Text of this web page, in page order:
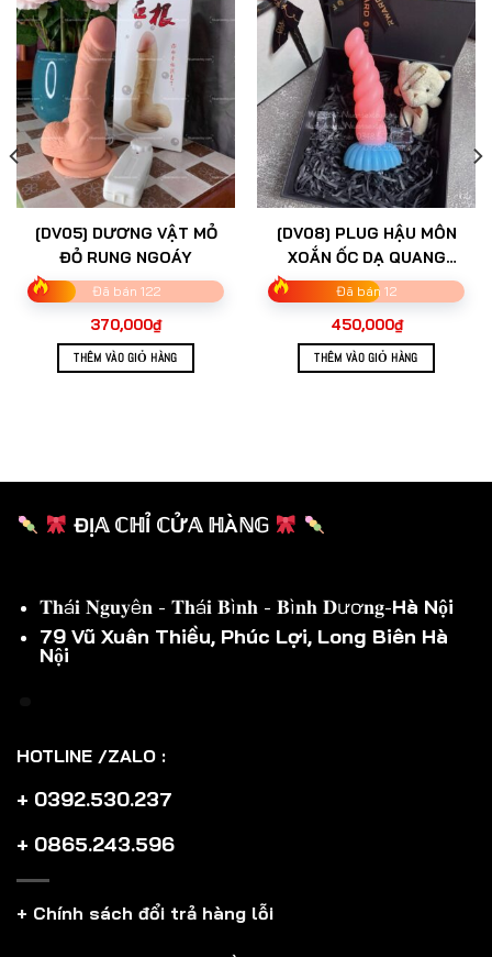
[DV05] DƯƠNG VẬT MỎ
ĐỎ RUNG NGOÁY
Đã bán 122
370,000₫
THÊM VÀO GIỎ HÀNG
[DV08] PLUG HẬU MÔN
XOẮN ỐC DẠ QUANG
SIZE TO
Đã bán 12
450,000₫
THÊM VÀO GIỎ HÀNG
ĐỊ𝔸 ℂℍỈ ℂỬ𝔸 ℍÀℕ𝔾
𝐓𝐡á𝐢 𝐍𝐠𝐮𝐲ê𝐧 - 𝐓𝐡á𝐢 𝐁ì𝐧𝐡 - 𝐁ì𝐧𝐡 𝐃ươ𝐧𝐠-Hà Nội
79 Vũ Xuân Thiều, Phúc Lợi, Long Biên Hà
Nội
HOTLINE /ZALO :
+ 0392.530.237
+ 0865.243.596
+ Chính sách đổi trả hàng lỗi